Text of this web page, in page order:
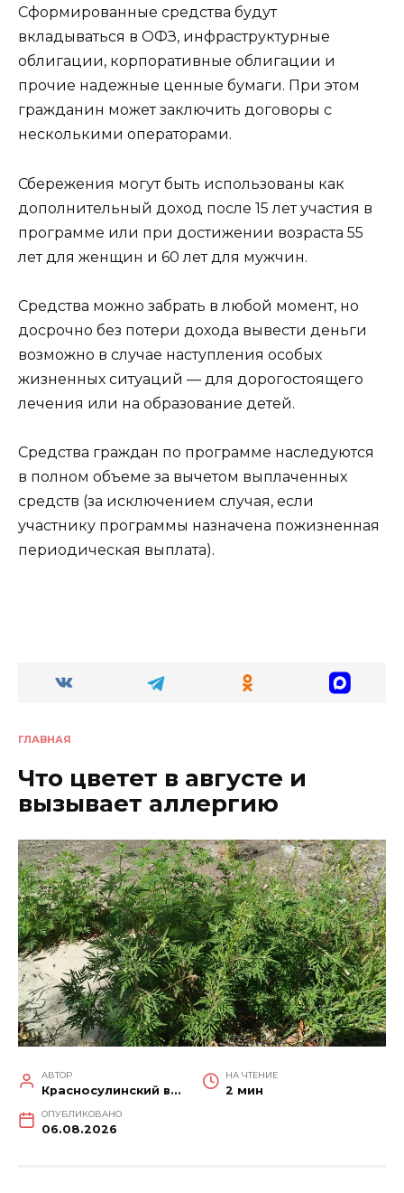
Сформированные средства будут
вкладываться в ОФЗ, инфраструктурные
облигации, корпоративные облигации и
прочие надежные ценные бумаги. При этом
гражданин может заключить договоры с
несколькими операторами.
Сбережения могут быть использованы как
дополнительный доход после 15 лет участия в
программе или при достижении возраста 55
лет для женщин и 60 лет для мужчин.
Средства можно забрать в любой момент, но
досрочно без потери дохода вывести деньги
возможно в случае наступления особых
жизненных ситуаций — для дорогостоящего
лечения или на образование детей.
Средства граждан по программе наследуются
в полном объеме за вычетом выплаченных
средств (за исключением случая, если
участнику программы назначена пожизненная
периодическая выплата).
ГЛАВНАЯ
Что цветет в августе и
вызывает аллергию
АВТОР
Красносулинский вестник
НА ЧТЕНИЕ
2 мин
ОПУБЛИКОВАНО
06.08.2026